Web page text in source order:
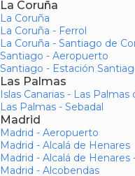
La Coruña
La Coruña
La Coruña - Ferrol
La Coruña - Santiago de
Santiago - Aeropuerto
Santiago - Estación
Las Palmas
Islas Canarias - Las Palmas
Las Palmas - Sebadal
Madrid
Madrid - Aeropuerto
Madrid - Alcalá de Henares
Madrid - Alcalá de
Madrid - Alcobendas